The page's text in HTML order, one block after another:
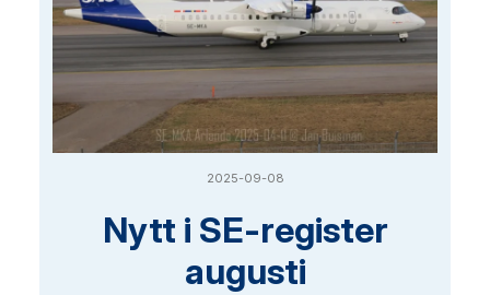
2025-09-08
Nytt i SE-register
augusti